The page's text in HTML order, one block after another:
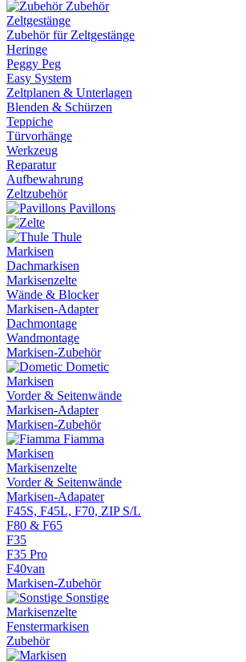
Zubehör
Zeltgestänge
Zubehör für Zeltgestänge
Heringe
Peggy Peg
Easy System
Zeltplanen & Unterlagen
Blenden & Schürzen
Teppiche
Türvorhänge
Werkzeug
Reparatur
Aufbewahrung
Zeltzubehör
Pavillons
Thule
Markisen
Dachmarkisen
Markisenzelte
Wände & Blocker
Markisen-Adapter
Dachmontage
Wandmontage
Markisen-Zubehör
Dometic
Markisen
Vorder & Seitenwände
Markisen-Adapter
Markisen-Zubehör
Fiamma
Markisen
Markisenzelte
Vorder & Seitenwände
Markisen-Adapater
F45S, F45L, F70, ZIP S/L
F80 & F65
F35
F35 Pro
F40van
Markisen-Zubehör
Sonstige
Markisenzelte
Fenstermarkisen
Zubehör